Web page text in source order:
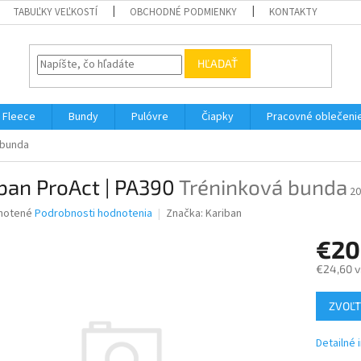
TABUĽKY VEĽKOSTÍ OBCHODNÉ PODMIENKY KONTAKTY
HĽADAŤ
Fleece Bundy Pulóvre Čiapky Pracovné
ProAct | PA390 Tréninková bunda
Podrobnosti hodnotenia Značka: Kariban
€20
€24,60
cena:
Detailné